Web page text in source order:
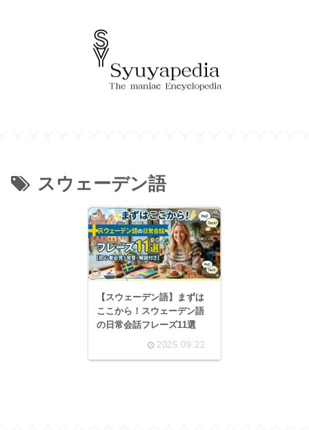
スウェーデン語
【スウェーデン語】まずは
ここから！スウェーデン語
の日常会話フレーズ11選
2025.09.22